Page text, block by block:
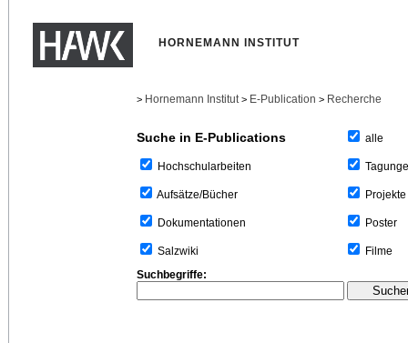
HORNEMANN INSTITUT
> Hornemann Institut > E-Publication > Recherche
Suche in E-Publications
Hochschularbeiten
Aufsätze/Bücher
Dokumentationen
Salzwiki
alle
Projekte
Poster
Filme
Suchbegriffe: